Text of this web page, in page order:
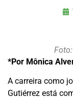
*Por Mônica
A carreira como
Gutiérrez está